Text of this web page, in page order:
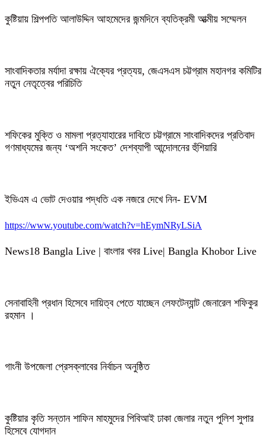
কুষ্টিয়ায় শিল্পপতি আলাউদ্দিন আহমেদের জন্মদিনে ব্যতিক্রমী আত্মীয় সম্মেলন
সাংবাদিকতার মর্যাদা রক্ষায় ঐক্যের প্রত্যয়, জেএসএস চট্টগ্রাম মহানগর কমিটির
নতুন নেতৃত্বের পরিচিতি
শফিকের মুক্তি ও মামলা প্রত্যাহারের দাবিতে চট্টগ্রামে সাংবাদিকদের প্রতিবাদ
গণমাধ্যমের জন্য ‘অশনি সংকেত’ দেশব্যাপী আন্দোলনের হুঁশিয়ারি
ইভিএম এ ভোট দেওয়ার পদ্ধতি এক নজরে দেখে নিন- EVM
https://www.youtube.com/watch?v=hEymNRyLSiA
News18 Bangla Live | বাংলার খবর Live| Bangla Khobor Live
সেনাবাহিনী প্রধান হিসেবে দায়িত্ব পেতে যাচ্ছেন লেফটেন্যান্ট জেনারেল শফিকুর
রহমান ।
গাংনী উপজেলা প্রেসক্লাবের নির্বাচন অনুষ্ঠিত
কুষ্টিয়ার কৃতি সন্তান শাফিন মাহমুদের পিবিআই ঢাকা জেলার নতুন পুলিশ সুপার
হিসেবে যোগদান